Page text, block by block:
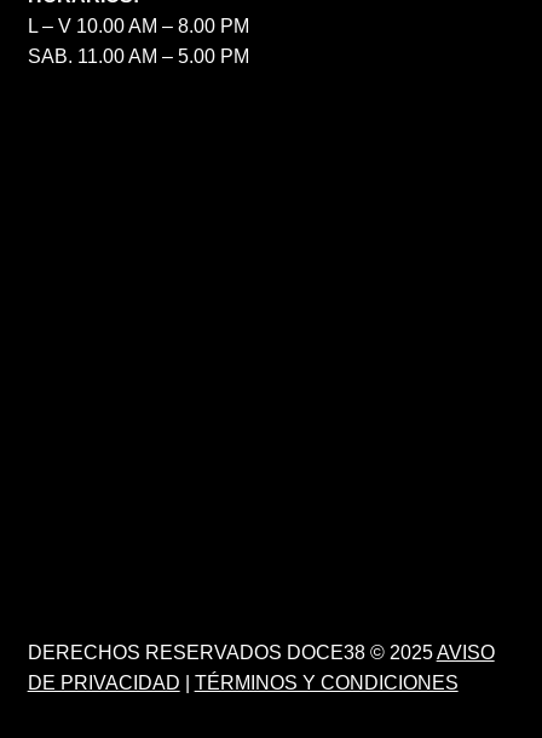
L – V 10.00 AM – 8.00 PM
SAB. 11.00 AM – 5.00 PM
DERECHOS RESERVADOS DOCE38 © 2025AVISO
DE PRIVACIDAD
TÉRMINOS Y CONDICIONES